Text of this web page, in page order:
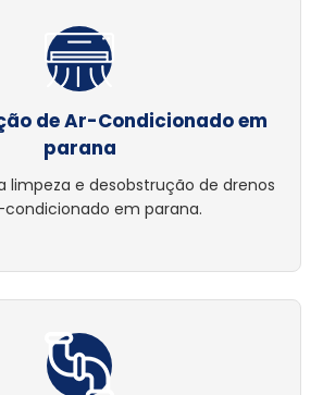
de Ar-Condicionado em
parana
limpeza e desobstrução de drenos
em parana.